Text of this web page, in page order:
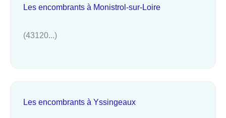
Les encombrants à Monistrol-sur-Loire
(43120...)
Les encombrants à Yssingeaux